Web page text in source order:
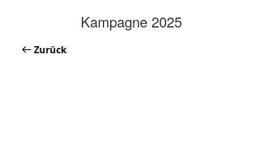
Kampagne 2025
Zurück